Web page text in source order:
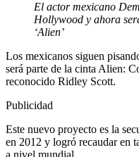
El actor mexicano
Hollywood y ahora
‘Alien’
Los mexicanos siguen
será parte de la cinta Alien:
reconocido Ridley Scott.
Publicidad
Este nuevo proyecto es la
en 2012 y logró recaudar en